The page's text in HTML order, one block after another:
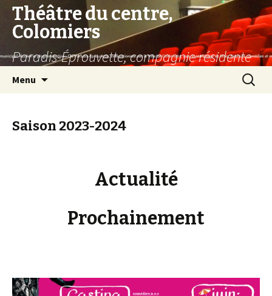
Théâtre du centre,
Colomiers
Paradis-Éprouvette, compagnie résidente
Menu
Saison 2023-2024
Actualité
Prochainement